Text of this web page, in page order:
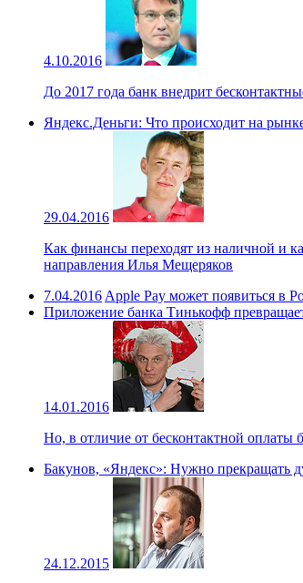
4.10.2016
До 2017 года банк внедрит
Яндекс.Деньги: Что происходит на
29.04.2016
Как финансы переходят из наличной и
направления Илья Мещеряков
7.04.2016 Apple Pay может появиться в
Приложение банка Тинькофф
14.01.2016
Но, в отличие от бесконтактной оплаты
Бакунов, «Яндекс»: Нужно прекращать
24.12.2015